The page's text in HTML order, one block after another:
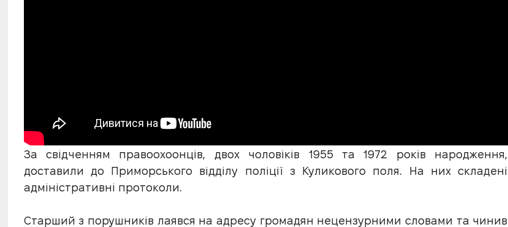
За свідченням правоохоонців, двох чоловіків 1955 та 1972 років народження,
доставили до Приморського відділу поліції з Куликового поля. На них складені
адміністративні протоколи.
Старший з порушників лаявся на адресу громадян нецензурними словами та чинив